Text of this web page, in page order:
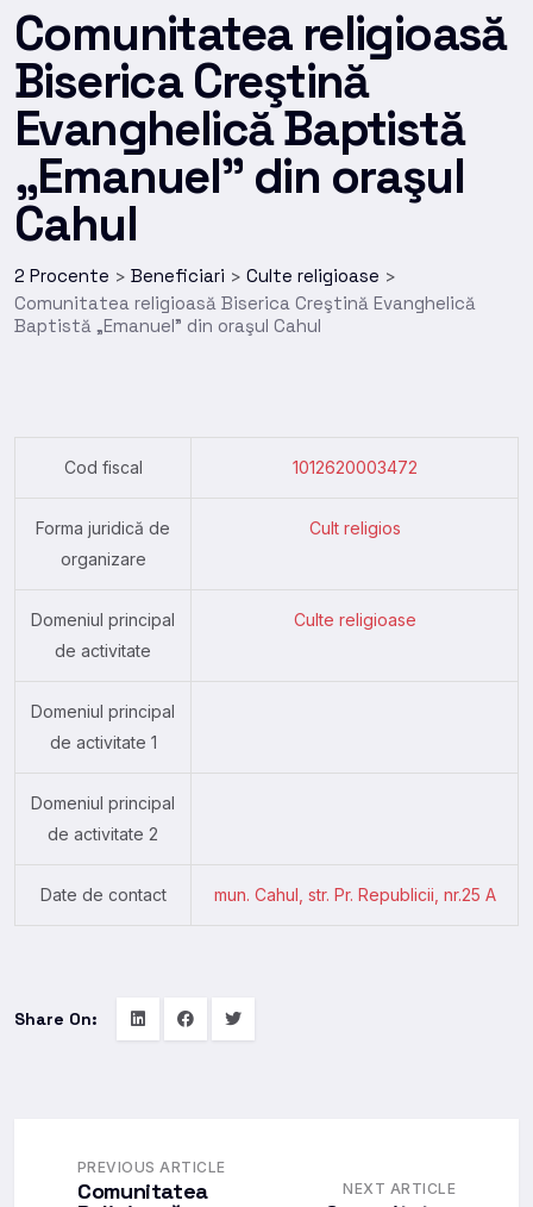
Comunitatea religioasă
Biserica Creştină
Evanghelică Baptistă
„Emanuel” din oraşul
Cahul
2 Procente > Beneficiari > Culte religioase >
Comunitatea religioasă Biserica Creştină Evanghelică
Baptistă „Emanuel” din oraşul Cahul
Cod fiscal 1012620003472
Forma juridică de
organizare
Cult religios
Domeniul principal
de activitate
Culte religioase
Domeniul principal
de activitate 1
Domeniul principal
de activitate 2
Date de contact mun. Cahul, str. Pr. Republicii, nr.25 A
Share On:
PREVIOUS ARTICLE
Comunitatea NEXT ARTICLE